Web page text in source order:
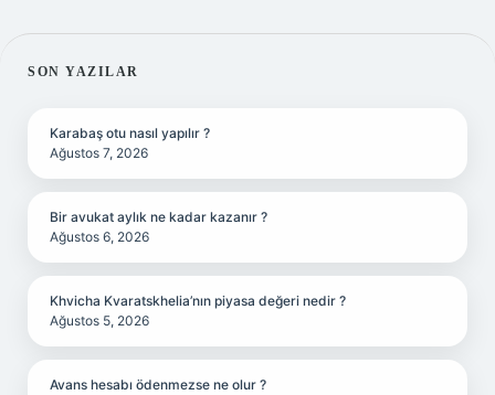
SIDEBAR
SON YAZILAR
Karabaş otu nasıl yapılır ?
Ağustos 7, 2026
Bir avukat aylık ne kadar kazanır ?
Ağustos 6, 2026
Khvicha Kvaratskhelia’nın piyasa değeri nedir ?
Ağustos 5, 2026
Avans hesabı ödenmezse ne olur ?